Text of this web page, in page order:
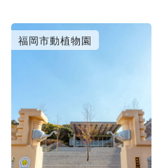
福岡市動植物園